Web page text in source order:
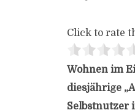
Click to rate
Wohnen im
diesjährige
Selbstnutzer